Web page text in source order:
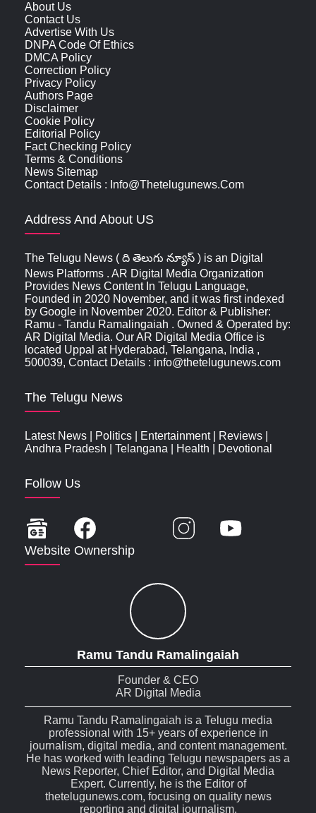
About Us
Contact Us
Advertise With Us
DNPA Code Of Ethics
DMCA Policy
Correction Policy
Privacy Policy
Authors Page
Disclaimer
Cookie Policy
Editorial Policy
Fact Checking Policy
Terms & Conditions
News Sitemap
Contact Details : Info@thetelugunews.com
Address And About US
The Telugu News ( ది తెలుగు న్యూస్‌ ) is an Digital
News Platforms . AR Digital Media Organization
Provides News Content In Telugu Language,
Founded in 2020 November, and it was first indexed
by Google in November 2020. Editor & Publisher:
Ramu - Tandu Ramalingaiah . Owned & Operated by:
AR Digital Media. Our AR Digital Media Office is
located Uppal at Hyderabad, Telangana, India ,
500039, Contact Details : info@thetelugunews.com
The Telugu News
Latest News Politics Entertainment| Reviews
Andhra Pradesh
Telangana Health Devotional
Follow Us
Website Ownership
Ramu Tandu Ramalingaiah
Founder & CEO
AR Digital Media
Ramu Tandu Ramalingaiah is a Telugu media
professional with 15+ years of experience in
journalism, digital media, and content management.
He has worked with leading Telugu newspapers as a
News Reporter, Chief Editor, and Digital Media
Expert. Currently, he is the Editor of
thetelugunews.com, focusing on quality news
reporting and digital journalism.